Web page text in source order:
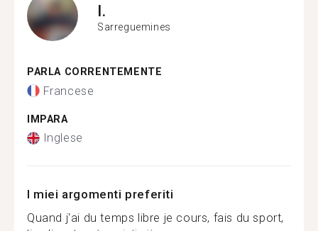
I.
Sarreguemines
PARLA CORRENTEMENTE
Francese
IMPARA
Inglese
I miei argomenti preferiti
Quand j'ai du temps libre je cours, fais du sport,